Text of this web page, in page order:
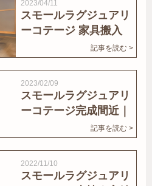
2023/04/11
スモールラグジュアリ
ーコテージ 家具搬入
記事を読む >
2023/02/09
スモールラグジュアリ
ーコテージ完成間近｜
記事を読む >
2022/11/10
スモールラグジュアリ